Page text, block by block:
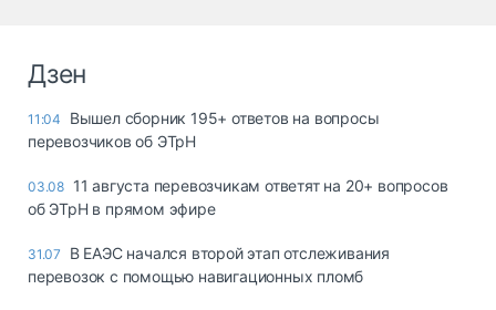
Дзен
11:04
Вышел сборник 195+ ответов на вопросы
перевозчиков об ЭТрН
03.08 11 августа перевозчикам ответят на 20+ вопросов
об ЭТрН в прямом эфире
31.07
В ЕАЭС начался второй этап отслеживания
перевозок с помощью навигационных пломб